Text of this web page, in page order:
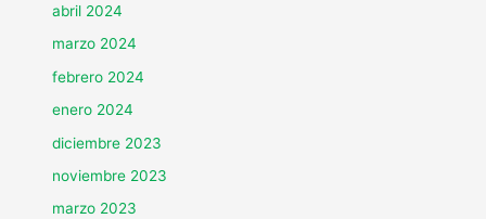
abril 2024
marzo 2024
febrero 2024
enero 2024
diciembre 2023
noviembre 2023
marzo 2023